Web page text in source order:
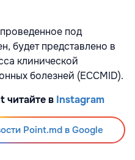
под
будет представлено в
клинической
болезней (ECCMID).
читайте в Instagram
Point.md в Google